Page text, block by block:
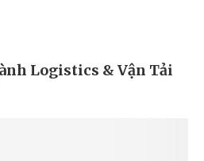
Logistics & Vận Tải